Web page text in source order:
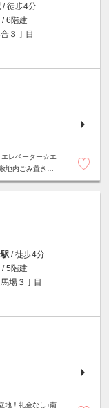
/ 徒歩4分
6階建
３丁目
エレベーター☆エ
内ごみ置き場有
/ 徒歩4分
5階建
場３丁目
地！礼金なし♪南